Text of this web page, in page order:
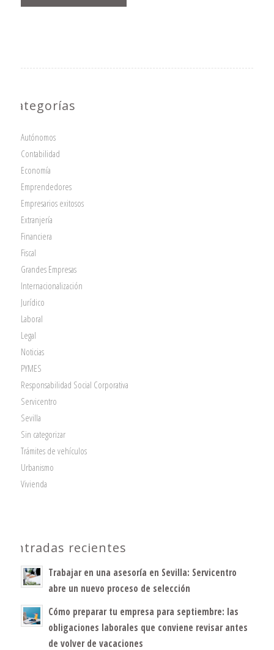
Categorías
Autónomos
Contabilidad
Economía
Emprendedores
Empresarios exitosos
Extranjería
Financiera
Fiscal
Grandes Empresas
Internacionalización
Jurídico
Laboral
Legal
Noticias
PYMES
Responsabilidad Social Corporativa
Servicentro
Sevilla
Sin categorizar
Trámites de vehículos
Urbanismo
Vivienda
Entradas recientes
Trabajar en una asesoría en Sevilla: Servicentro
abre un nuevo proceso de selección
Cómo preparar tu empresa para septiembre: las
obligaciones laborales que conviene revisar antes
de volver de vacaciones